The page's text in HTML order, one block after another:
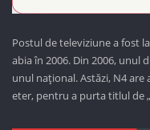
Postul de televiziune a fost
abia în 2006. Din 2006, unul
unul național. Astăzi, N4 are
eter, pentru a purta titlul de